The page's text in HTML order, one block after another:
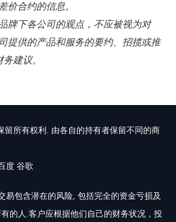
价合约的信息。
牌下各公司的观点，不应被视为对
提供的产品和服务的要约、招揽或推
建议。
留所有权利. 由各自的持有者保留不同的商
度 谷歌
易包含潜在的风险, 包括完全的资金亏损及
的人.客户应根据他们自己的财务状况，投